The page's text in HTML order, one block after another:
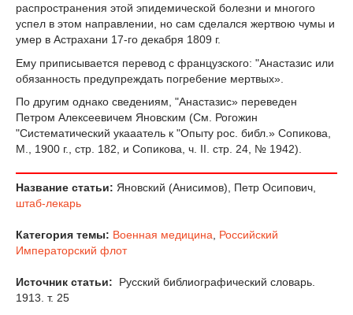
распространения этой эпидемической болезни и многого
успел в этом направлении, но сам сделался жертвою чумы и
умер в Астрахани 17-го декабря 1809 г.
Ему приписывается перевод с французского: "Анастазис или
обязанность предупреждать погребение мертвых».
По другим однако сведениям, "Анастазис» переведен
Петром Алексеевичем Яновским (См. Рогожин
"Систематический укааатель к "Опыту рос. библ.» Сопикова,
М., 1900 г., стр. 182, и Сопикова, ч. II. стр. 24, № 1942).
Название статьи: Яновский (Анисимов), Петр Осипович,
штаб-лекарь
Категория темы: Военная медицина, Российский
Императорский флот
Источник статьи:
Русский библиографический словарь.
1913. т. 25